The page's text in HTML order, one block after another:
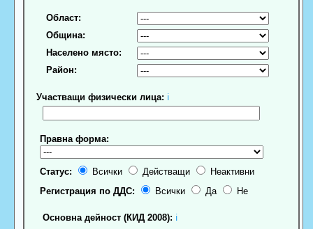
Област:
Община:
Населено място:
Район:
Участващи физически лица: ℹ
Правна форма:
Статус: Всички Действащи
Неактивни
Регистрация по ДДС:
Всички Да Не
Основна дейност (КИД 2008): ℹ